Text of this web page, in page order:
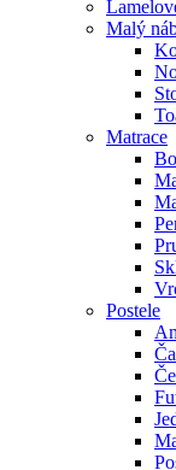
Malý
Matrace
Postele